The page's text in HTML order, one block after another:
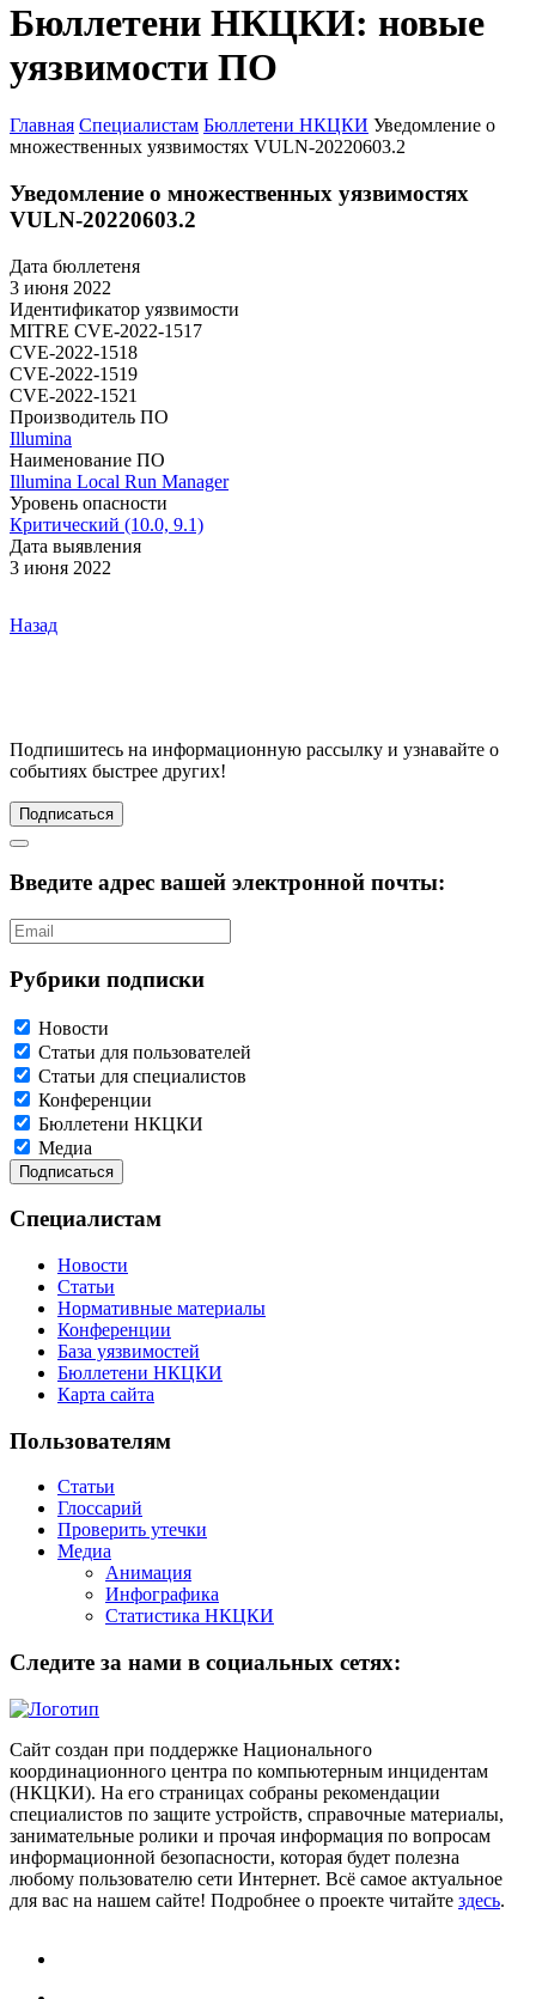
Бюллетени НКЦКИ: новые
уязвимости ПО
Главная Специалистам Бюллетени НКЦКИ Уведомление о
множественных уязвимостях VULN-20220603.2
Уведомление о множественных уязвимостях
VULN-20220603.2
Дата бюллетеня
3 июня 2022
Идентификатор уязвимости
MITRE CVE-2022-1517
CVE-2022-1518
CVE-2022-1519
CVE-2022-1521
Производитель ПО
Illumina
Наименование ПО
Illumina Local Run Manager
Уровень опасности
Критический (10.0, 9.1)
Дата выявления
3 июня 2022
Назад
Подпишитесь на информационную рассылку и узнавайте о
событиях быстрее других!
Подписаться
Введите адрес вашей электронной почты:
Рубрики подписки
Новости
Статьи для пользователей
Статьи для специалистов
Конференции
Бюллетени НКЦКИ
Медиа
Специалистам
Новости
Статьи
Нормативные материалы
Конференции
База уязвимостей
Бюллетени НКЦКИ
Карта сайта
Пользователям
Статьи
Глоссарий
Проверить утечки
Медиа
Анимация
Инфографика
Статистика НКЦКИ
Следите за нами в социальных сетях:
Сайт создан при поддержке Национального
координационного центра по компьютерным инцидентам
(НКЦКИ). На его страницах собраны рекомендации
специалистов по защите устройств, справочные материалы,
занимательные ролики и прочая информация по вопросам
информационной безопасности, которая будет полезна
любому пользователю сети Интернет. Всё самое актуальное
для вас на нашем сайте! Подробнее о проекте читайте здесь.